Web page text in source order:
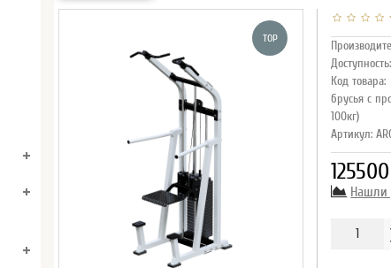
TOP
Доступность:
Код товара:
брусья с
100кг)
Артикул:
Нашли